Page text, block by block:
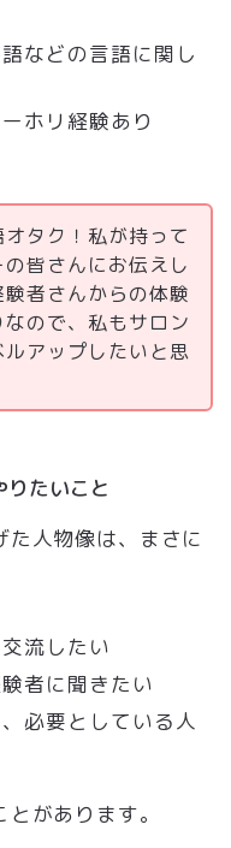
などの言語に関し
ホリ経験あり
タク！私が持って
皆さんにお伝えし
者さんからの体験
ので、私もサロン
アップしたいと思
たいこと
た人物像は、まさに
流したい
者に聞きたい
必要としている人
があります。